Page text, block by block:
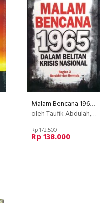
Malam Bencana 1965 Bagian 3 (Disc 50%)
oleh Taufik Abdulah, Sukri Abdurrachman, Restu Gunawan
Rp 172.500
Rp 138.000